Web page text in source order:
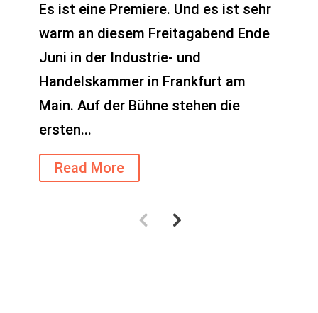
Es ist eine Premiere. Und es ist sehr
warm an diesem Freitagabend Ende
Juni in der Industrie- und
Handelskammer in Frankfurt am
Main. Auf der Bühne stehen die
ersten...
Read More